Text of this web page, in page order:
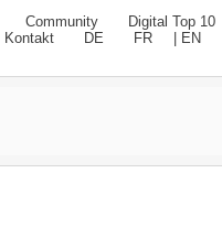
Community
Digital Top 10
Kontakt DE FR EN